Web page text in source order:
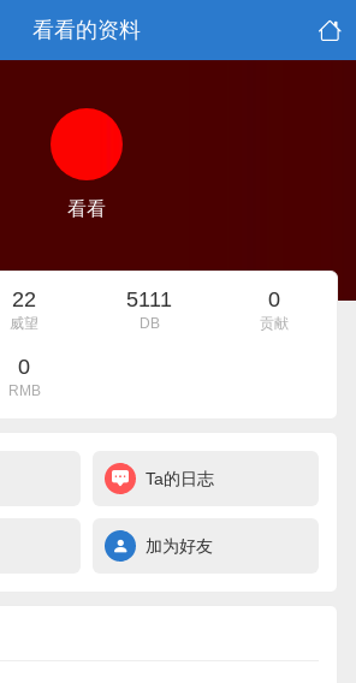
看看的资料
看看
22
威望
5111
DB
0
贡献
0
RMB
Ta的日志
加为好友